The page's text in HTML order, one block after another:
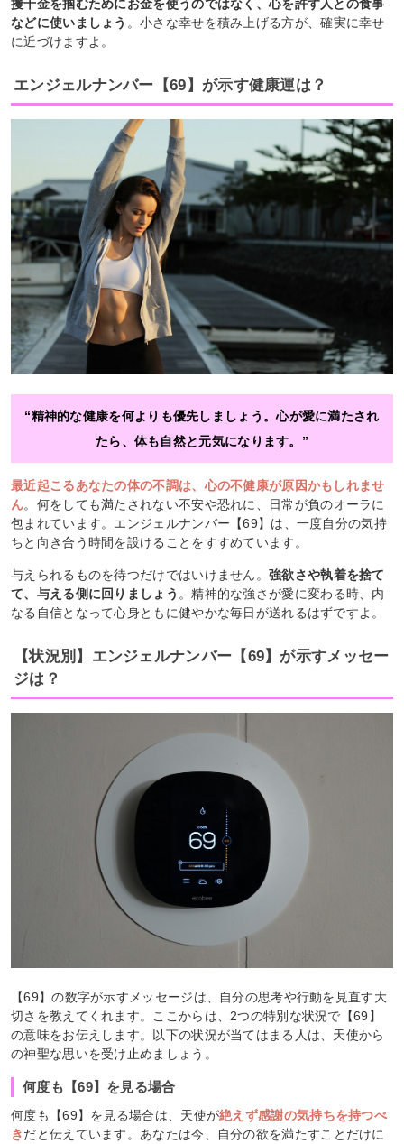
攫千金を掴むためにお金を使うのではなく、心を許す人との食事
などに使いましょう 。小さな幸せを積み上げる方が、確実に幸せ
に近づけますよ。
エンジェルナンバー【69】が示す健康運は？
“精神的な健康を何よりも優先しましょう。心が愛に満たされ
たら、体も自然と元気になります。”
最近起こるあなたの体の不調は、心の不健康が原因かもしれませ
ん。何をしても満たされない不安や恐れに、日常が負のオーラに
包まれています。エンジェルナンバー【69】は、一度自分の気持
ちと向き合う時間を設けることをすすめています。
与えられるものを待つだけではいけません。 強欲さや執着を捨て
て、与える側に回りましょう 。精神的な強さが愛に変わる時、内
なる自信となって心身ともに健やかな毎日が送れるはずですよ。
【状況別】エンジェルナンバー【69】が示すメッセー
ジは？
【69】の数字が示すメッセージは、自分の思考や行動を見直す大
切さを教えてくれます。ここからは、2つの特別な状況で【69】
の意味をお伝えします。以下の状況が当てはまる人は、天使から
の神聖な思いを受け止めましょう。
何度も【69】を見る場合
何度も【69】を見る場合は、天使が絶えず感謝の気持ちを持つべ
きだと伝えています。あなたは今、自分の欲を満たすことだけに